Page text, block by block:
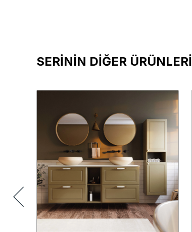
SERİNİN DİĞER ÜRÜNLERİ